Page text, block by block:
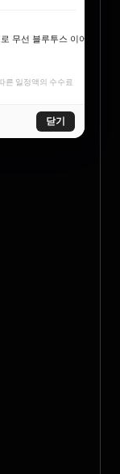
무선 블루투스 이어폰 ANC
른 일정액의 수수료
닫기